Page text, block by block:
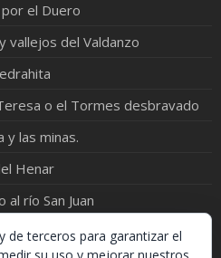
el Duero
vallejos del Valdanzo
o el Tormes desbravado
y las minas.
Henar
al río San Juan
de terceros para garantizar el